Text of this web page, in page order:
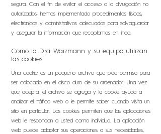
segura. Con el fin de evitar el acceso o la divulgación no
autorizados, hemos implementado procedimientos físicos,
electrónicos y administrativos adecuados para salvaguardar
y asegurar la información que recopilamos en línea.
Cómo la Dra. Waizmann y su equipo utilizan
las cookies
Una cookie es un pequeño archivo que pide permiso para
ser colocado en el disco duro de su ordenador. Una vez
que acepta, el archivo se agrega y la cookie ayuda a
analizar el tráfico web o le permite saber cuándo visita un
sitio en particular. Las cookies permiten que las aplicaciones
web le respondan a usted como individuo. La aplicación
web puede adaptar sus operaciones a sus necesidades,